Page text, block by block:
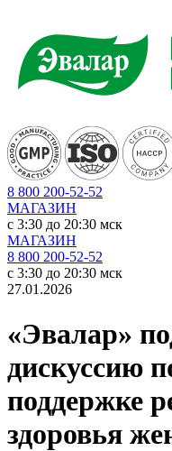
8 800 200-52-52
МАГАЗИН
c 3:30 до 20:30 мск
МАГАЗИН
8 800 200-52-52
c 3:30 до 20:30 мск
27.01.2026
«Эвалар»
дискуссию
поддержке
здоровья